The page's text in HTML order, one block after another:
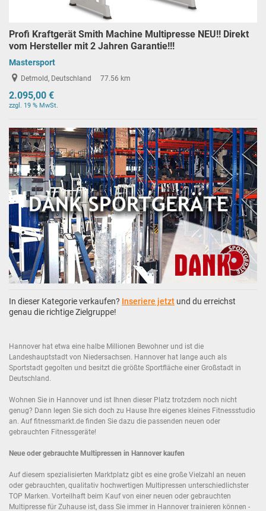
Profi Kraftgerät Smith Machine Multipresse NEU!! Direkt
vom Hersteller mit 2 Jahren Garantie!!!
Mastersport
Detmold, Deutschland 77.56 km
2.095,00 €
zzgl. 19 % MwSt.
In dieser Kategorie verkaufen? Inseriere jetzt und du erreichst
genau die richtige Zielgruppe!
Hannover hat etwa eine halbe Millionen Bewohner und ist die
Landeshauptstadt von Niedersachsen. Hannover hat lange auch als
Sportstadt gegolten und besitzt die größte Sportfläche einer Großstadt in
Deutschland.
Wohnen Sie in Hannover und ist Ihnen dieser Platz trotzdem noch nicht
genug? Dann legen Sie sich doch zu Hause Ihre eigenes kleines Fitnessstudio
an. Auf fitnessmarkt.de finden Sie dazu die passenden neuen oder
gebrauchten Fitnessgeräte!
Neue oder gebrauchte Multipressen in Hannover kaufen
Auf diesem spezialisierten Marktplatz gibt es eine große Vielzahl an neuen
oder gebrauchten, qualitativ hochwertigen Multipressen unterschiedlichster
TOP Marken. Vorteilhaft beim Kauf von einer neuen oder gebrauchten
Multipresse für Zuhause ist, dass Sie immer in Hannover trainieren können -